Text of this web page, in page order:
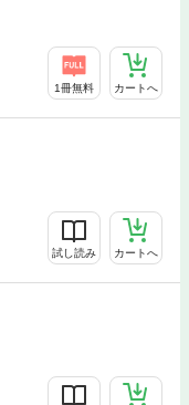
1冊無料 カートへ
試し読み カートへ